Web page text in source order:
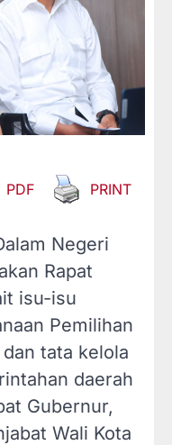
PDF PRINT
Negeri
Rapat
isu-isu
Pemilihan
tata kelola
daerah
Gubernur,
Wali Kota